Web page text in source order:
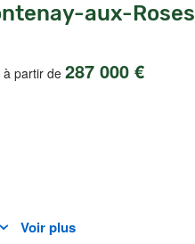
aux-Roses
à partir de 287 000 €
Voir plus